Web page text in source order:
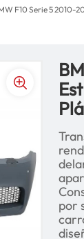
F10 Serie 5 2010-
por